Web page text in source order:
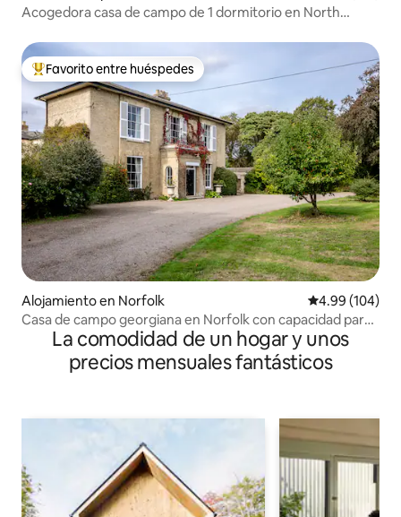
Acogedora casa de campo de 1 dormitorio en North
Favorito entre huéspedes preferido
Favorito entre huéspedes
Alojamiento en Norfolk Calificación
4.99 (104)
Casa de campo georgiana en Norfolk con capacidad para
16 personas
La comodidad de un hogar y unos
precios mensuales fantásticos